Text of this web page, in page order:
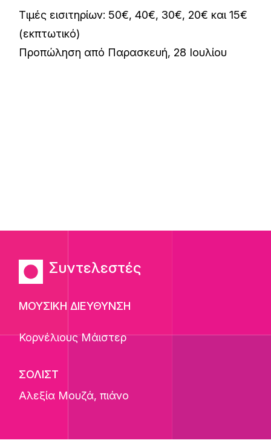
Τιμές εισιτηρίων: 50€, 40€, 30€, 20€ και 15€
(εκπτωτικό)
Προπώληση από Παρασκευή, 28 Ιουλίου
Συντελεστές
ΜΟΥΣΙΚΗ ΔΙΕΥΘΥΝΣΗ
Κορνέλιους Μάιστερ
ΣΟΛΙΣΤ
Αλεξία Μουζά, πιάνο